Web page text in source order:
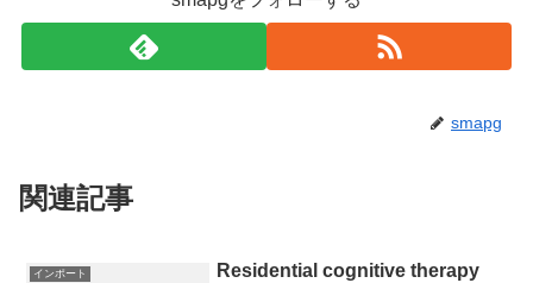
smapg
関連記事
インポート
Residential cognitive therapy